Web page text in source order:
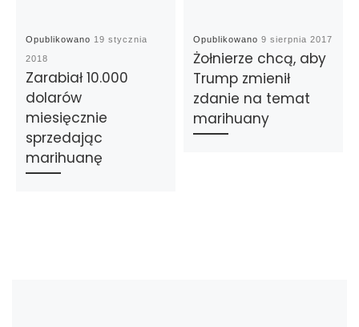
Opublikowano 19 stycznia
2018
Zarabiał 10.000
dolarów
miesięcznie
sprzedając
marihuanę
Opublikowano9 sierpnia 2017
Żołnierze chcą, aby
Trump zmienił
zdanie na temat
marihuany